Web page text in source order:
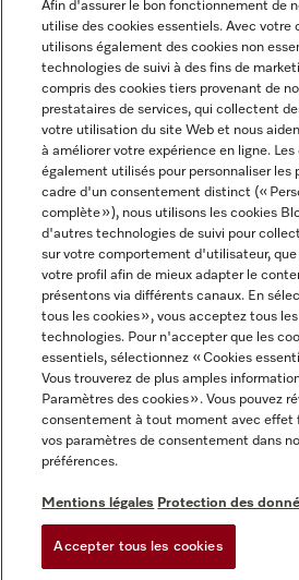
Langue
FRANCAIS
Informations légales
CGV
Conditions d’utilisation
Déclaration d'accessibilité
Digital Services Act
Miele sur Instagram
Miele sur Youtube
Afin d'assurer le bon fonctionnement de
utilise des cookies essentiels. Avec votre
utilisons également des cookies non
technologies de suivi à des fins de
compris des cookies tiers provenant de
prestataires de services, qui collectent
votre utilisation du site Web et nous
à améliorer votre expérience en ligne. Les
également utilisés pour personnaliser les
cadre d'un consentement distinct («
complète »), nous utilisons les cookies
d'autres technologies de suivi pour
sur votre comportement d'utilisateur,
votre profil afin de mieux adapter le
présentons via différents canaux. En
tous les cookies », vous acceptez tous
technologies. Pour n'accepter que les
essentiels, sélectionnez « Cookies
Vous trouverez de plus amples
Paramètres des cookies ». Vous pouvez
consentement à tout moment avec effet
vos paramètres de consentement dans
préférences.
Mentions légales Protection des
Accepter tous les cookies